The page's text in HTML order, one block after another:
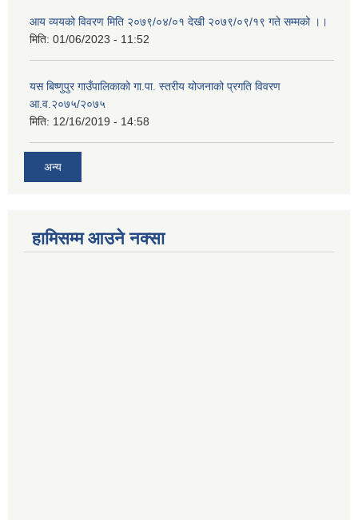
आय व्ययको विवरण मिति २०७९/०४/०१ देखी २०७९/०९/१९ गते सम्मको ।।
मिति: 01/06/2023 - 11:52
यस बिष्णुपुर गाउँपालिकाको गा.पा. स्तरीय योजनाको प्रगति विवरण
आ.व.२०७५/२०७५
मिति: 12/16/2019 - 14:58
अन्य
हामिसम्म आउने नक्सा